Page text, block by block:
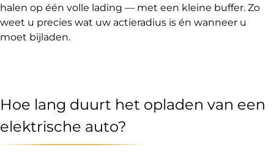
halen op één volle lading — met een kleine buffer. Zo
weet u precies wat uw actieradius is én wanneer u
moet bijladen.
Hoe lang duurt het opladen van een
elektrische auto?